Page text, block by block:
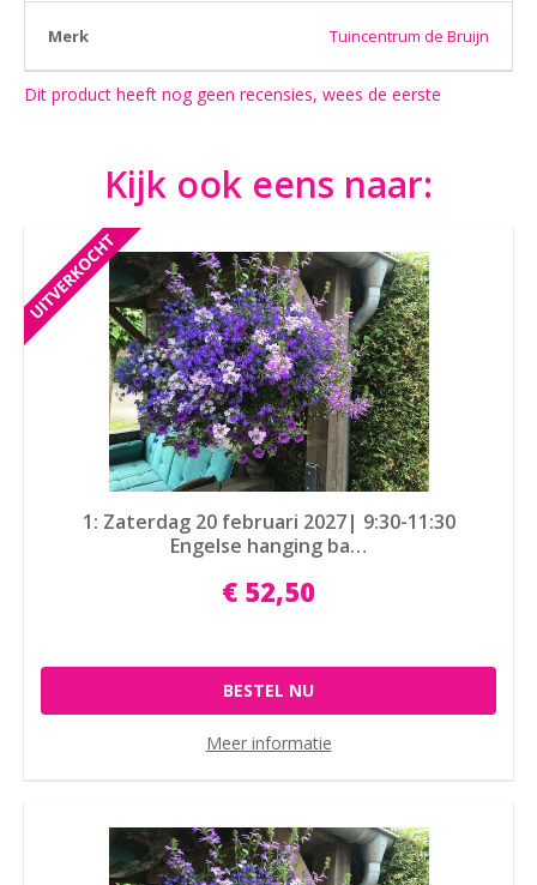
Merk Tuincentrum de Bruijn
Dit product heeft nog geen recensies, wees de eerste
Kijk ook eens naar:
1: Zaterdag 20 februari 2027| 9:30-11:30
Engelse hanging ba…
€ 52,50
Meer informatie
BESTEL NU